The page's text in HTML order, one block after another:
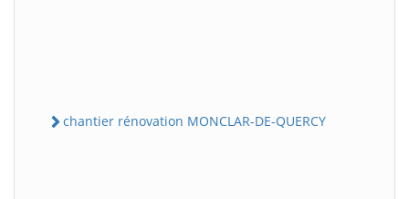
chantier rénovation MONCLAR-DE-QUERCY